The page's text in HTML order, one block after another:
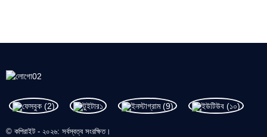
© কপিরাইট - ২০২৬: সর্বস্বত্ব সংরক্ষিত।